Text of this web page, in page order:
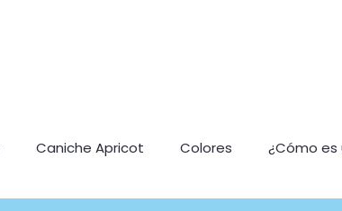
Caniche Apricot Colores ¿Cómo es